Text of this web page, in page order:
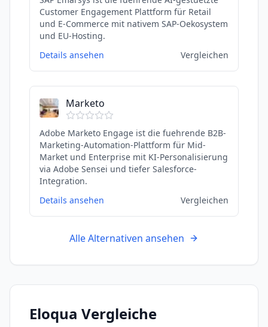
Customer Engagement Plattform für Retail
und E-Commerce mit nativem SAP-Oekosystem
und EU-Hosting.
Details ansehen
Vergleichen
Marketo
Adobe Marketo Engage ist die fuehrende B2B-
Marketing-Automation-Plattform für Mid-
Market und Enterprise mit KI-Personalisierung
via Adobe Sensei und tiefer Salesforce-
Integration.
Details ansehen
Vergleichen
Alle Alternativen ansehen
Eloqua Vergleiche